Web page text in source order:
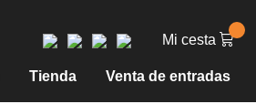
Mi cesta
Tienda Venta de entradas